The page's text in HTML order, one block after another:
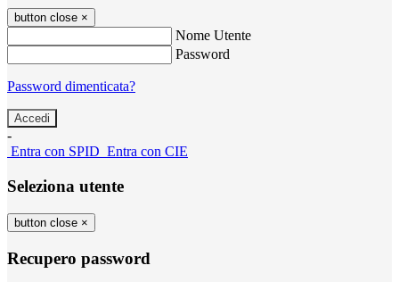
button close ×
Nome Utente
Password
Password dimenticata?
-
Entra con SPID Entra con CIE
Seleziona utente
button close ×
Recupero password